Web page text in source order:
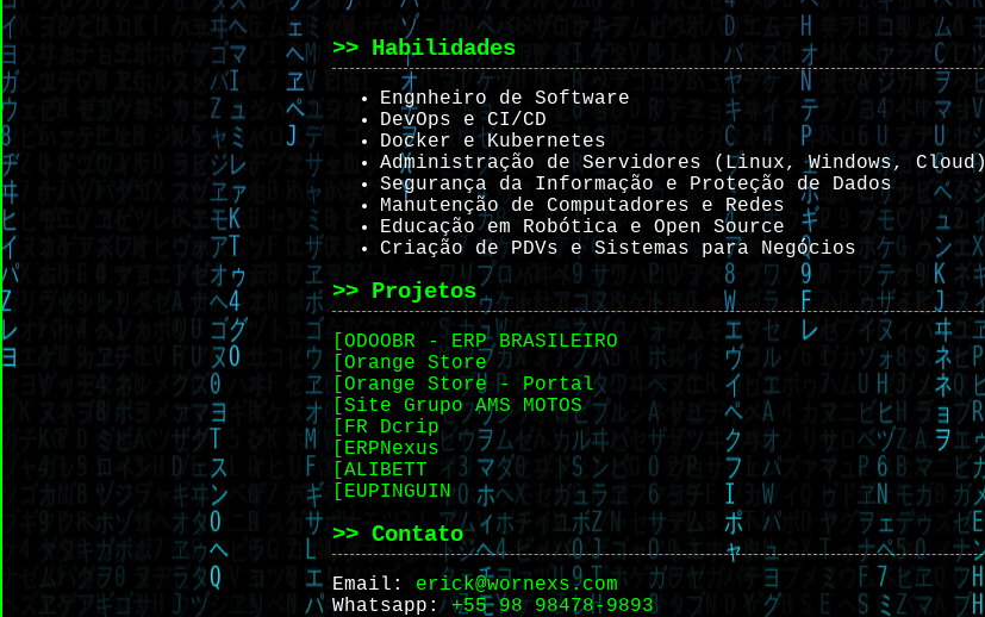
>> Habilidades
Engnheiro de Software
DevOps e CI/CD
Docker e Kubernetes
Administração de Servidores (Linux, Windows, Cloud)
Segurança da Informação e Proteção de Dados
Manutenção de Computadores e Redes
Educação em Robótica e Open Source
Criação de PDVs e Sistemas para Negócios
>> Projetos
[ODOOBR - ERP BRASILEIRO
[Orange Store
[Orange Store - Portal
[Site Grupo AMS MOTOS
[FR Dcrip
[ERPNexus
[ALIBETT
[EUPINGUIN
>> Contato
Email: erick@wornexs.com
Whatsapp:+55 98 98478-9893